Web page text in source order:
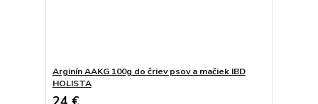
Arginín AAKG 100g do čriev psov a mačiek IBD
HOLISTA